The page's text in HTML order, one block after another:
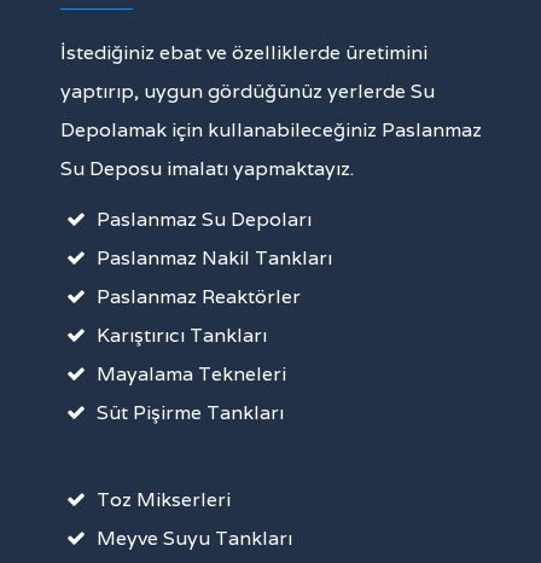
İstediğiniz ebat ve özelliklerde üretimini
yaptırıp, uygun gördüğünüz yerlerde Su
Depolamak için kullanabileceğiniz Paslanmaz
Su Deposu imalatı yapmaktayız.
Paslanmaz Su Depoları
Paslanmaz Nakil Tankları
Paslanmaz Reaktörler
Karıştırıcı Tankları
Mayalama Tekneleri
Süt Pişirme Tankları
Toz Mikserleri
Meyve Suyu Tankları